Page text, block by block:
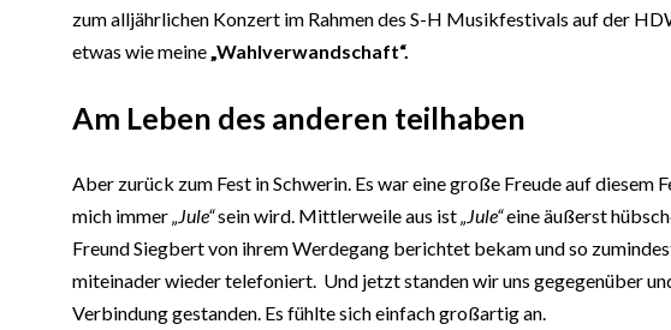
zum alljährlichen Konzert im Rahmen des S-H Musikfestivals auf der
etwas wie meine„Wahlverwandschaft“.
Am Leben des anderen teilhaben
Aber zurück zum Fest in Schwerin. Es war eine große Freude auf
mich immer„Jule“sein wird. Mittlerweile aus ist„Jule“eine äußerst
Freund Siegbert von ihrem Werdegang berichtet bekam und so
miteinader wieder telefoniert. Und jetzt standen wir uns gegegenüber
Verbindung gestanden. Es fühlte sich einfach großartig an.